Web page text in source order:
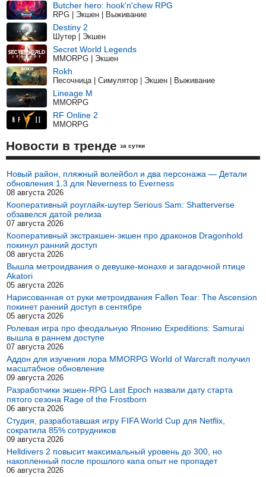
Butcher hero: hook'n'chew RPG
RPG | Экшен | Выживание
Destiny 2
Шутер | Экшен
Secret World Legends
MMORPG | Экшен
Rokh
Песочница | Симулятор | Экшен | Выживание
Lineage M
MMORPG
RF Online 2
MMORPG
Новости в тренде за сутки
Новый район, пляжный волейбол и два персонажа — Детали
обновления 1.3 для Neverness to Everness
08 августа 2026
Кооперативный роуглайк-шутер Serious Sam: Shatterverse
обзавелся датой релиза
07 августа 2026
Кооперативный экстракшен-экшен про драконов Dragonhold
покинул ранний доступ
08 августа 2026
Вышла метроидвания о девушке-монахе и загадочной птице
Akatori
05 августа 2026
Нарисованная от руки метроидвания Fallen Tear: The Ascension
покинет ранний доступ в сентябре
05 августа 2026
Ролевая игра про феодальную Японию Expeditions: Samurai
вышла в раннем доступе
07 августа 2026
Аддон для изучения лора MMORPG World of Warcraft получил
масштабное обновление
09 августа 2026
Разработчики экшен-RPG Last Epoch назвали дату старта
пятого сезона Rage of the Frostborn
06 августа 2026
Студия, разработавшая игру FIFA World Cup для Netflix,
сократила 85% сотрудников
09 августа 2026
Helldivers 2 повысит максимальный уровень до 300, но
накопленный после прошлого капа опыт не пропадет
06 августа 2026